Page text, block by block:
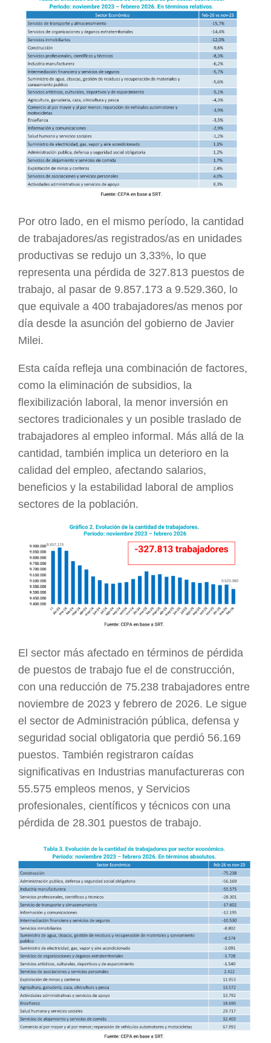
Por otro lado, en el mismo período, la cantidad
de trabajadores/as registrados/as en unidades
productivas se redujo un 3,33%, lo que
representa una pérdida de 327.813 puestos de
trabajo, al pasar de 9.857.173 a 9.529.360, lo
que equivale a 400 trabajadores/as menos por
día desde la asunción del gobierno de Javier
Milei.
Esta caída refleja una combinación de factores,
como la eliminación de subsidios, la
flexibilización laboral, la menor inversión en
sectores tradicionales y un posible traslado de
trabajadores al empleo informal. Más allá de la
cantidad, también implica un deterioro en la
calidad del empleo, afectando salarios,
beneficios y la estabilidad laboral de amplios
sectores de la población.
El sector más afectado en términos de pérdida
de puestos de trabajo fue el de construcción,
con una reducción de 75.238 trabajadores entre
noviembre de 2023 y febrero de 2026. Le sigue
el sector de Administración pública, defensa y
seguridad social obligatoria que perdió 56.169
puestos. También registraron caídas
significativas en Industrias manufactureras con
55.575 empleos menos, y Servicios
profesionales, científicos y técnicos con una
pérdida de 28.301 puestos de trabajo.